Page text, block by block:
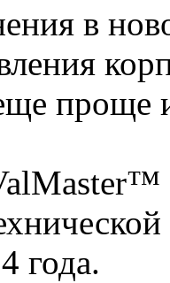
в
проще
года.